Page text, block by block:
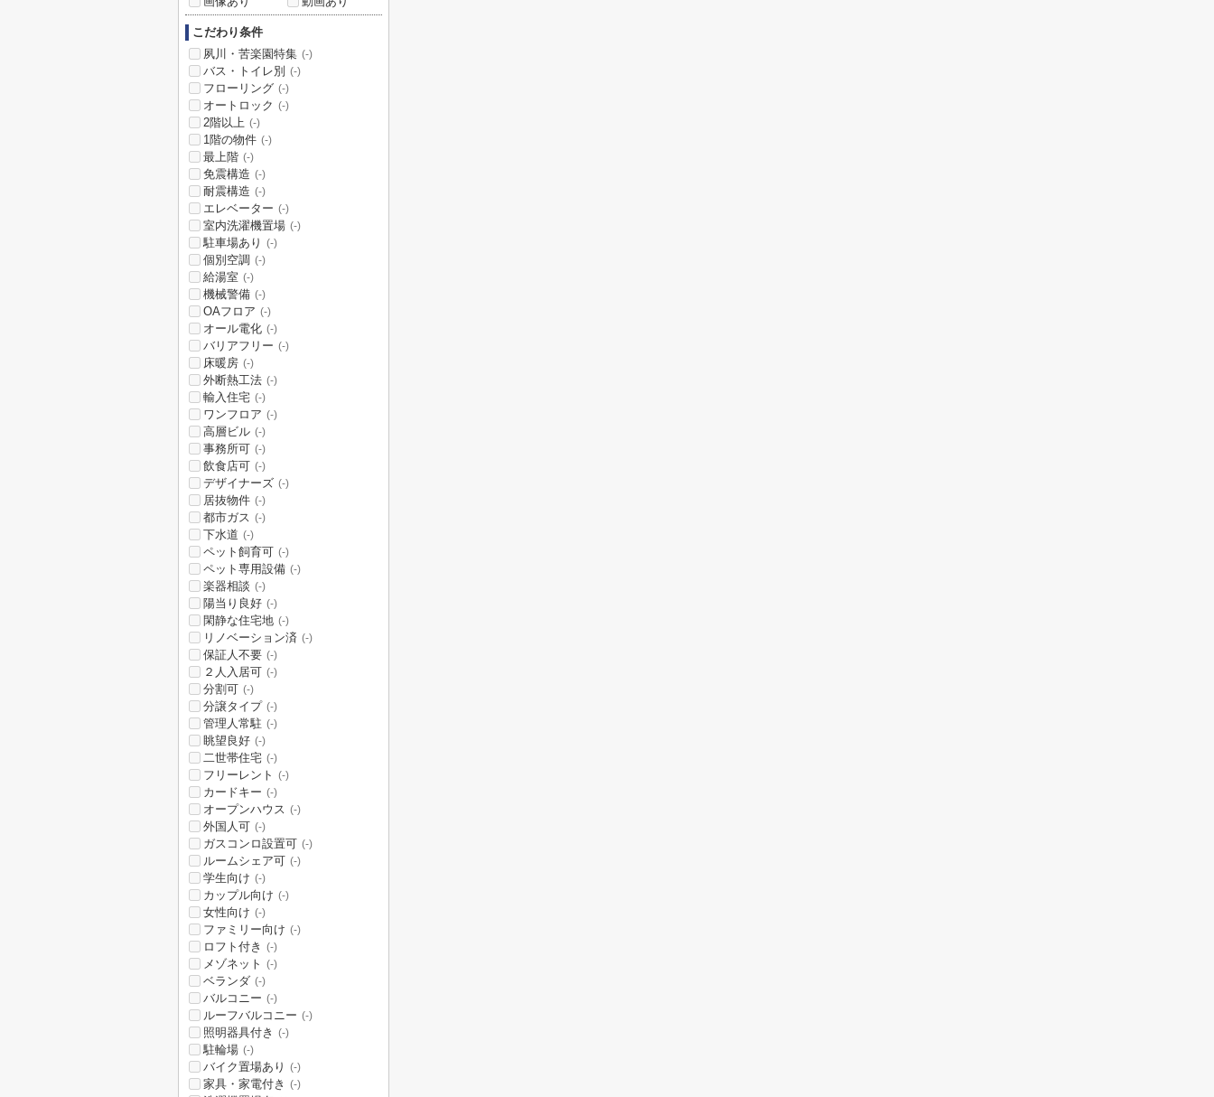
こだわり条件
夙川・苦楽園特集 (-)
バス・トイレ別 (-)
フローリング (-)
オートロック (-)
2階以上 (-)
1階の物件 (-)
最上階 (-)
免震構造 (-)
耐震構造 (-)
エレベーター (-)
室内洗濯機置場 (-)
駐車場あり (-)
個別空調 (-)
給湯室 (-)
機械警備 (-)
OAフロア (-)
オール電化 (-)
バリアフリー (-)
床暖房 (-)
外断熱工法 (-)
輸入住宅 (-)
ワンフロア (-)
高層ビル (-)
事務所可 (-)
飲食店可 (-)
デザイナーズ (-)
居抜物件 (-)
都市ガス (-)
下水道 (-)
ペット飼育可 (-)
ペット専用設備 (-)
楽器相談 (-)
陽当り良好 (-)
閑静な住宅地 (-)
リノベーション済 (-)
保証人不要 (-)
２人入居可 (-)
分割可 (-)
分譲タイプ (-)
管理人常駐 (-)
眺望良好 (-)
二世帯住宅 (-)
フリーレント (-)
カードキー (-)
オープンハウス (-)
外国人可 (-)
ガスコンロ設置可 (-)
ルームシェア可 (-)
学生向け (-)
カップル向け (-)
女性向け (-)
ファミリー向け (-)
ロフト付き (-)
メゾネット (-)
ベランダ (-)
バルコニー (-)
ルーフバルコニー (-)
照明器具付き (-)
駐輪場 (-)
バイク置場あり (-)
家具・家電付き (-)